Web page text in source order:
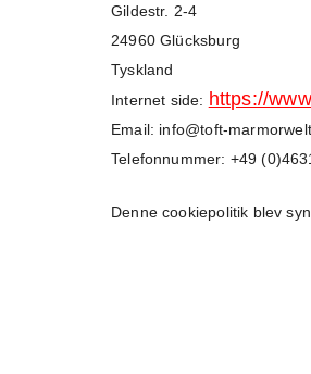
Gildestr. 2-4
24960 Glücksburg
Tyskland
Internet side: https://
Email: info@toft-
Telefonnummer: +49
Denne cookiepolitik blev